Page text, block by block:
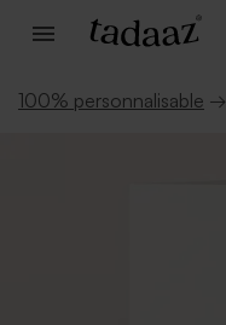
100% personnalisable →